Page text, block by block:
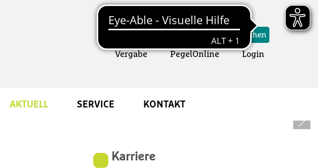
Suchformular
Suchen
Login
PegelOnline Öffnet ein neues
Vergabe Öffnet ein neues Fenster
AKTUELL SERVICE KONTAKT
Karriere